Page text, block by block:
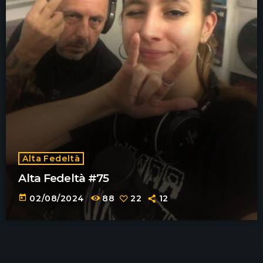
Alta Fedeltà
Alta Fedeltà #75
today 02/08/2024 88 22 12